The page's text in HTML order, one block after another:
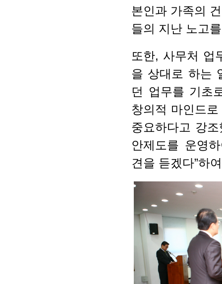
본인과 가족의
들의 지난 노고
또한, 사무처 업
을 상대로 하는
던 업무를 기초
창의적 마인드
중요하다고 강조
안제도를 운영
견을 듣겠다”하